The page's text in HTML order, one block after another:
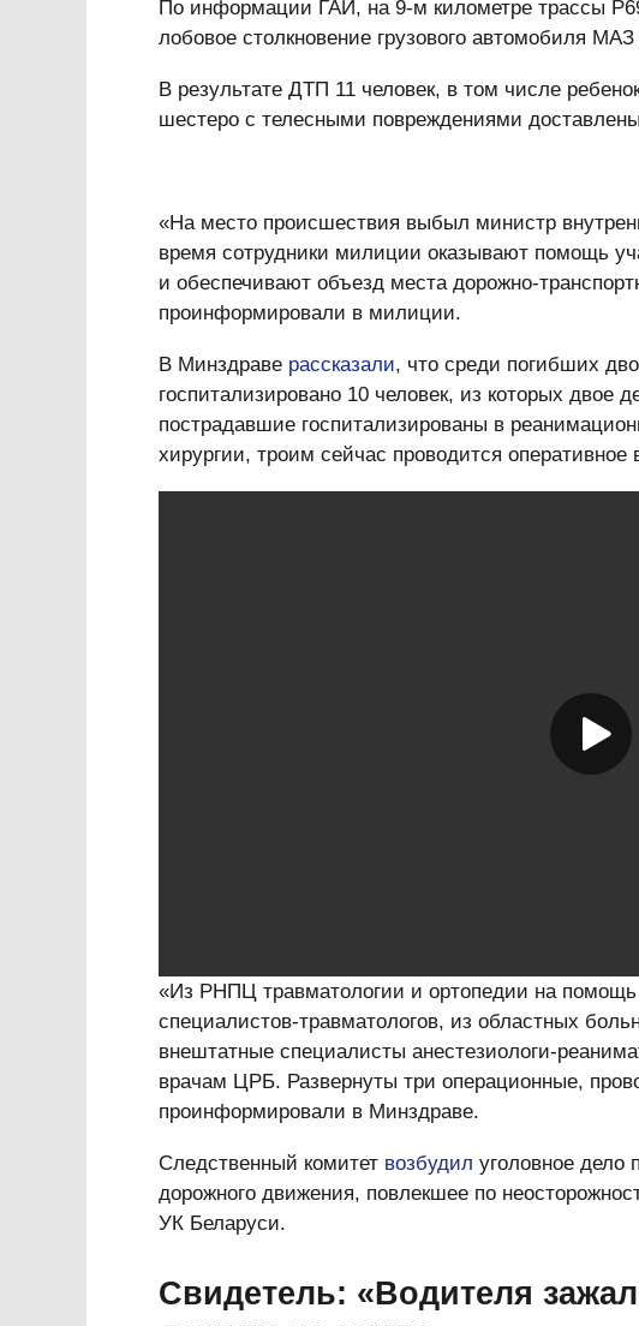
По информации ГАИ, на 9-м километре трассы
лобовое столкновение грузового автомобиля
В результате ДТП 11 человек, в том числе
шестеро с телесными повреждениями
«На место происшествия выбыл министр
время сотрудники милиции оказывают помощь
и обеспечивают объезд места дорожно-
проинформировали в милиции.
В Минздраве рассказали, что среди погибших
госпитализировано 10 человек, из которых двое
пострадавшие госпитализированы в
хирургии, троим сейчас проводится оперативное
«Из РНПЦ травматологии и ортопедии на
специалистов-травматологов, из областных
внештатные специалисты анестезиологи-
врачам ЦРБ. Развернуты три операционные,
проинформировали в Минздраве.
Следственный комитет возбудил уголовное дело
дорожного движения, повлекшее по
УК Беларуси.
Свидетель: «Водителя